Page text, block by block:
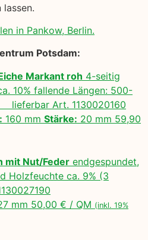
lassen.
in Pankow, Berlin.
Potsdam:
Markant roh 4-seitig
10% fallende Längen: 500-
Art. 1130020160
160 mm Stärke: 20 mm 59,90
mit Nut/Feder endgespundet,
Holzfeuchte ca. 9% (3
mm 50,00 € / QM (inkl. 19%